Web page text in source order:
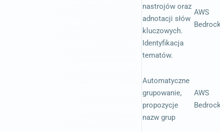
nastrojów oraz
adnotacji słów
kluczowych.
Identyfikacja
tematów.
AWS
Automatyczne
grupowanie,
propozycje
nazw grup
AWS